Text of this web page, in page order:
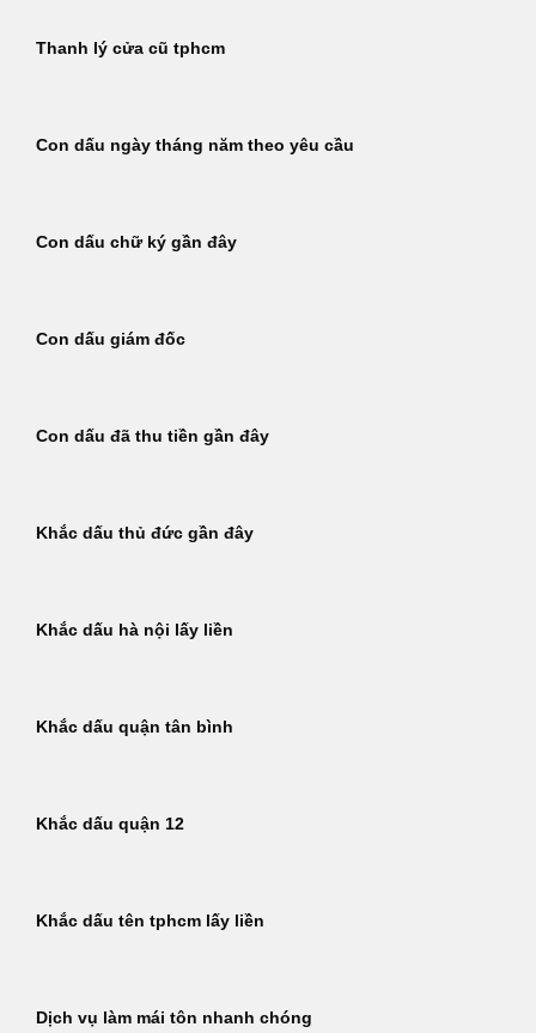
Thanh lý cửa cũ tphcm
Con dấu ngày tháng năm theo yêu cầu
Con dấu chữ ký gần đây
Con dấu giám đốc
Con dấu đã thu tiền gần đây
Khắc dấu thủ đức gần đây
Khắc dấu hà nội lấy liền
Khắc dấu quận tân bình
Khắc dấu quận 12
Khắc dấu tên tphcm lấy liền
Dịch vụ làm mái tôn nhanh chóng